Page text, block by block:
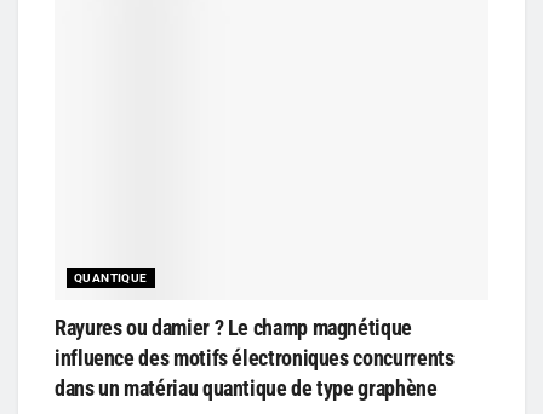
QUANTIQUE
Rayures ou damier ? Le champ magnétique
influence des motifs électroniques concurrents
dans un matériau quantique de type graphène